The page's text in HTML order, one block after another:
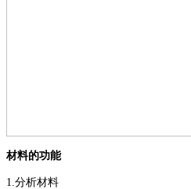
材料的功能
1. 分析材料